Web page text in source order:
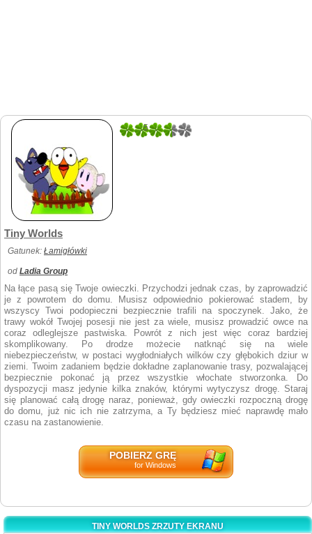
5
Tiny Worlds
Gatunek: Łamigłówki
od Ladia Group
Na łące pasą się Twoje owieczki. Przychodzi jednak czas, by zaprowadzić
je z powrotem do domu. Musisz odpowiednio pokierować stadem, by
wszyscy Twoi podopieczni bezpiecznie trafili na spoczynek. Jako, że
trawy wokół Twojej posesji nie jest za wiele, musisz prowadzić owce na
coraz odleglejsze pastwiska. Powrót z nich jest więc coraz bardziej
skomplikowany. Po drodze możecie natknąć się na wiele
niebezpieczeństw, w postaci wygłodniałych wilków czy głębokich dziur w
ziemi. Twoim zadaniem będzie dokładne zaplanowanie trasy, pozwalającej
bezpiecznie pokonać ją przez wszystkie włochate stworzonka. Do
dyspozycji masz jedynie kilka znaków, którymi wytyczysz drogę. Staraj
się planować całą drogę naraz, ponieważ, gdy owieczki rozpoczną drogę
do domu, już nic ich nie zatrzyma, a Ty będziesz mieć naprawdę mało
czasu na zastanowienie.
POBIERZ GRĘ
for Windows
TINY WORLDS ZRZUTY EKRANU